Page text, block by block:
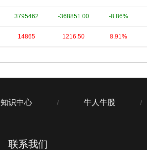
3795462 -368851.00 -8.86%
14865 1216.50 8.91%
知识中心 / 牛人牛股 /
联系我们